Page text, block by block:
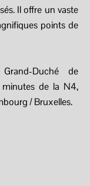
Il offre un vaste
points de
Duché de
de la N4,
/ Bruxelles.